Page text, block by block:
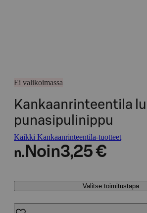
Ei valikoimassa
Kankaanrinteentila
punasipulinippu
Kaikki Kankaanrinteentila-tuotteet
n. Noin3,25 €
Valitse toimitustapa